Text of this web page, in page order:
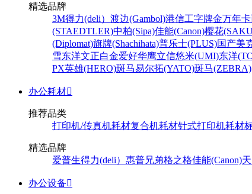
精选品牌
3M得力(deli） 渡边(Gambol)港信工字牌金万年
(STAEDTLER)中柏(Sipa)佳能(Canon)樱花
(Diplomat)旗牌(Shachihata)普乐士(PLUS)国产美
雪东洋文正白金爱好华鹰立信悠米(UMI)东洋
PX英雄(HERO)斑马易尔拓(YATO)斑马(ZEBRA)
办公耗材
推荐品类
打印机/传真机耗材复合机耗材针式打印机耗材
精选品牌
爱普生得力(deli） 惠普兄弟格之格佳能(Canon)
办公设备